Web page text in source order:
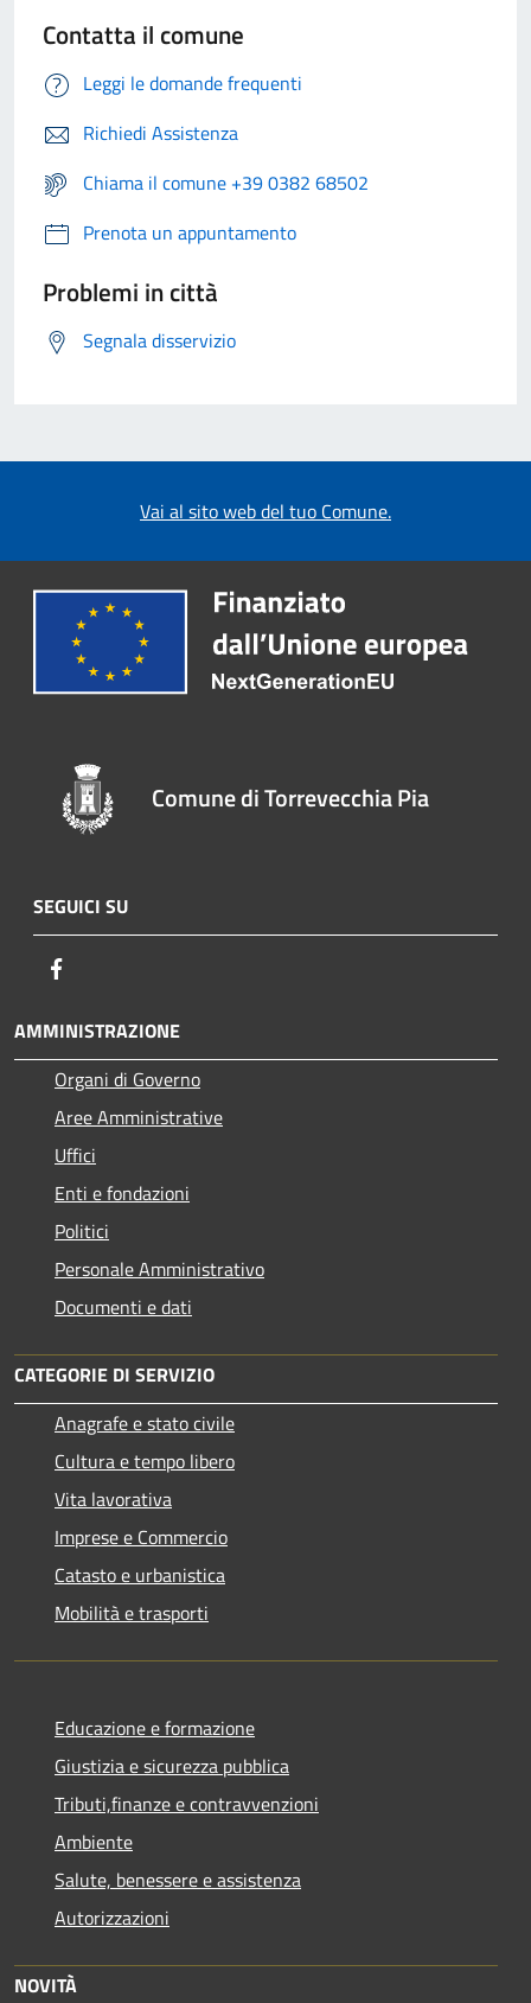
Contatta il comune
Leggi le domande frequenti
Richiedi Assistenza
Chiama il comune +39 0382 68502
Prenota un appuntamento
Problemi in città
Segnala disservizio
Vai al sito web del tuo Comune.
Comune di Torrevecchia Pia
SEGUICI SU
AMMINISTRAZIONE
Organi di Governo
Aree Amministrative
Uffici
Enti e fondazioni
Politici
Personale Amministrativo
Documenti e dati
CATEGORIE DI SERVIZIO
Anagrafe e stato civile
Cultura e tempo libero
Vita lavorativa
Imprese e Commercio
Catasto e urbanistica
Mobilità e trasporti
Educazione e formazione
Giustizia e sicurezza pubblica
Tributi,finanze e contravvenzioni
Ambiente
Salute, benessere e assistenza
Autorizzazioni
NOVITÀ